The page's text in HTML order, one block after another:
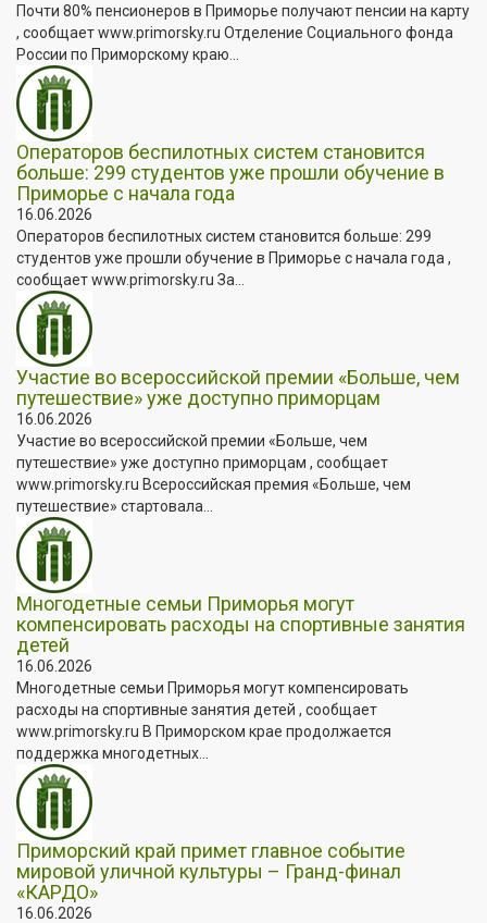
Почти 80% пенсионеров в Приморье получают пенсии на карту
, сообщает www.primorsky.ru Отделение Социального фонда
России по Приморскому краю...
Операторов беспилотных систем становится
больше: 299 студентов уже прошли обучение в
Приморье с начала года
16.06.2026
Операторов беспилотных систем становится больше: 299
студентов уже прошли обучение в Приморье с начала года ,
сообщает www.primorsky.ru За...
Участие во всероссийской премии «Больше, чем
путешествие» уже доступно приморцам
16.06.2026
Участие во всероссийской премии «Больше, чем
путешествие» уже доступно приморцам , сообщает
www.primorsky.ru Всероссийская премия «Больше, чем
путешествие» стартовала...
Многодетные семьи Приморья могут
компенсировать расходы на спортивные занятия
детей
16.06.2026
Многодетные семьи Приморья могут компенсировать
расходы на спортивные занятия детей , сообщает
www.primorsky.ru В Приморском крае продолжается
поддержка многодетных...
Приморский край примет главное событие
мировой уличной культуры – Гранд-финал
«КАРДО»
16.06.2026